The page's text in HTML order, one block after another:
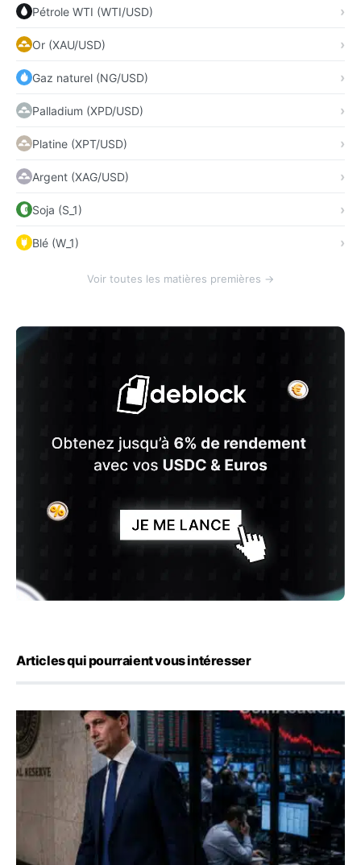
Pétrole WTI (WTI/USD)
Or (XAU/USD)
Gaz naturel (NG/USD)
Palladium (XPD/USD)
Platine (XPT/USD)
Argent (XAG/USD)
Soja (S_1)
Blé (W_1)
Voir toutes les matières premières →
Articles qui pourraient vous intéresser
Kevin Warsh maintient sa communication minimaliste